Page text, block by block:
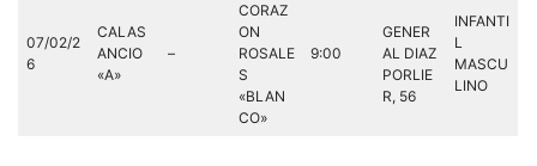
07/02/2
6
CALAS
ANCIO
«A»
–
CORAZ
ON
ROSALE
S
«BLAN
CO»
9:00
GENER
AL DIAZ
PORLIE
R, 56
INFANTI
L
MASCU
LINO